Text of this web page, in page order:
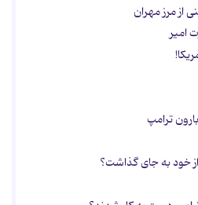
از مرز مهران
امیر
ترامپ